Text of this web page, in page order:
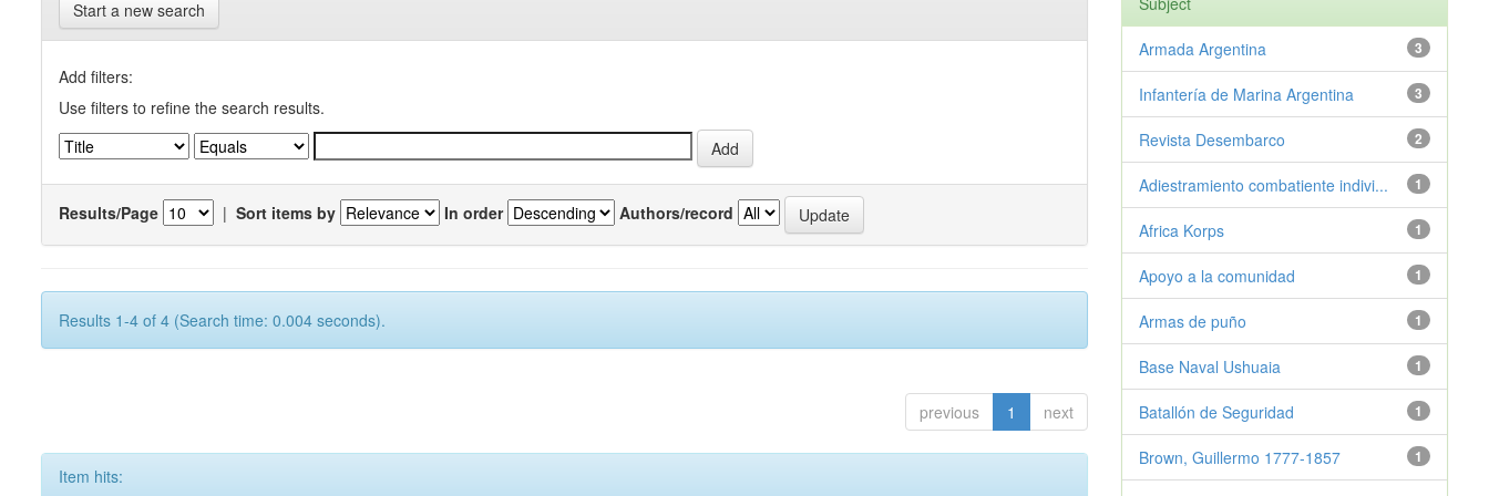
Start a new search
Add filters:
Use filters to refine the search results.
Results/Page | Sort items by In order Authors/record
Results 1-4 of 4 (Search time: 0.004 seconds).
previous 1 next
Item hits:
3
Armada Argentina
3
Infantería de Marina Argentina
2
Revista Desembarco
1
Adiestramiento combatiente indivi...
1
Africa Korps
1
Apoyo a la comunidad
1
Armas de puño
1
Base Naval Ushuaia
1
Batallón de Seguridad
1
Brown, Guillermo 1777-1857